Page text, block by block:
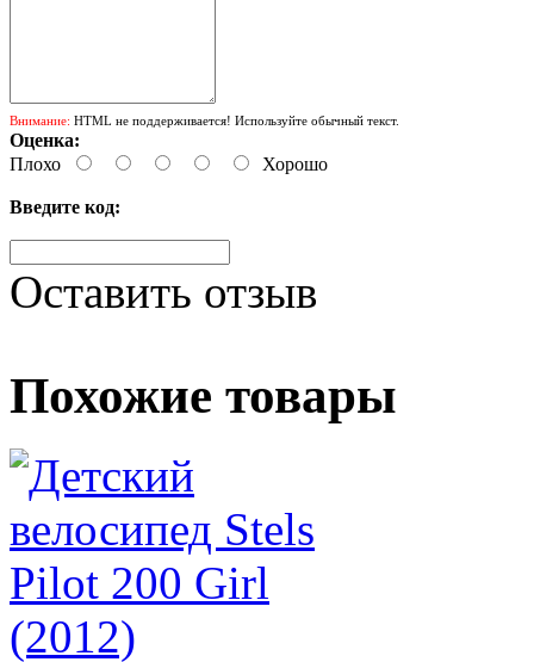
Внимание: HTML не поддерживается! Используйте обычный текст.
Оценка:
Плохо
Хорошо
Введите код:
Оставить отзыв
Похожие товары